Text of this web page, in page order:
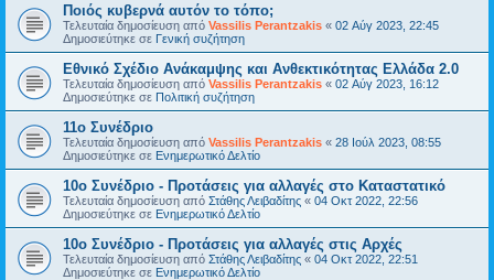
Ποιός κυβερνά αυτόν το τόπο;
Τελευταία δημοσίευση από Vassilis Perantzakis « 02 Αύγ 2023, 22:45
Δημοσιεύτηκε σε Γενική συζήτηση
Eθνικό Σχέδιο Ανάκαμψης και Ανθεκτικότητας Ελλάδα 2.0
Τελευταία δημοσίευση από Vassilis Perantzakis « 02 Αύγ 2023, 16:12
Δημοσιεύτηκε σε Πολιτική συζήτηση
11o Συνέδριο
Τελευταία δημοσίευση από Vassilis Perantzakis « 28 Ιούλ 2023, 08:55
Δημοσιεύτηκε σε Ενημερωτικό Δελτίο
10ο Συνέδριο - Προτάσεις για αλλαγές στο Καταστατικό
Τελευταία δημοσίευση από Στάθης Λειβαδίτης « 04 Οκτ 2022, 22:56
Δημοσιεύτηκε σε Ενημερωτικό Δελτίο
10ο Συνέδριο - Προτάσεις για αλλαγές στις Αρχές
Τελευταία δημοσίευση από Στάθης Λειβαδίτης « 04 Οκτ 2022, 22:51
Δημοσιεύτηκε σε Ενημερωτικό Δελτίο